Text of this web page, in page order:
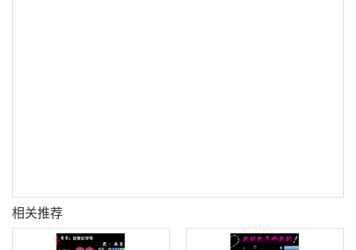
相关推荐